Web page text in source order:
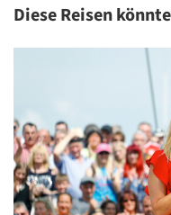
Diese Reisen